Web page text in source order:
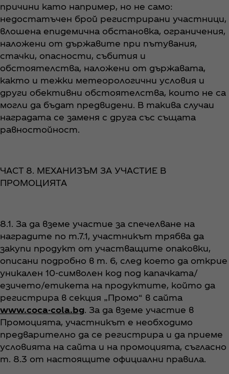
причини като например, но не само:
недостатъчен брой регистрирани участници,
влошена епидемична обстановка, ограничения,
наложени от държавите при пътувания,
стачки, опасности, събития и
обстоятелства, наложени от държавата,
както и тежки метеорологични условия и
други обективни обстоятелства, които не са
могли да бъдат предвидени. В такива случаи
наградата се заменя с друга със същата
равностойност.
ЧАСТ 8. МЕХАНИЗЪМ ЗА УЧАСТИЕ В
ПРОМОЦИЯТА
8.1. За да вземе участие за спечелване на
наградите по т.7.1, участникът трябва да
закупи продукт от участващите опаковки,
описани подробно в т. 6, след което да открие
уникален 10-символен код под капачката/
езичето/етикета на продуктите, който да
регистрира в секция „Промо“ в сайта
www.coca-cola.bg. За да вземе участие в
Промоцията, участникът е необходимо
предварително да се регистрира и да приеме
условията на сайта и на промоцията, съгласно
т. 8.3 от настоящите официални правила.